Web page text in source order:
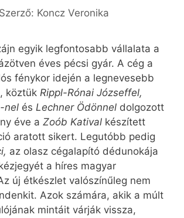
Szerző: Koncz Veronika
egyik legfontosabb vállalata a
éves pécsi gyár. A cég a
fénykor idején a legnevesebb
köztük Rippl-Rónai Józseffel,
nel és Lechner Ödönnel dolgozott
éve a Zoób Katival készített
aratott sikert. Legutóbb pedig
az olasz cégalapító dédunokája
a híres magyar
új étkészlet valószínűleg nem
Azok számára, akik a múlt
mintáit várják vissza,